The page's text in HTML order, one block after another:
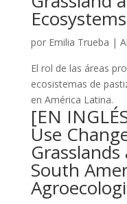
por Emilia Trueba |
El rol de las áreas
ecosistemas de
en América Latina.
[EN
Use
South